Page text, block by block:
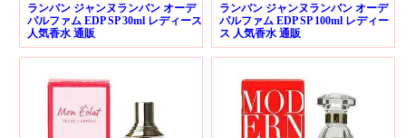
ランバン ジャンヌランバン オーデ
パルファム EDP SP 30ml レディース
人気香水 通販
ランバン ジャンヌランバン オーデ
パルファム EDP SP 100ml レディー
ス 人気香水 通販